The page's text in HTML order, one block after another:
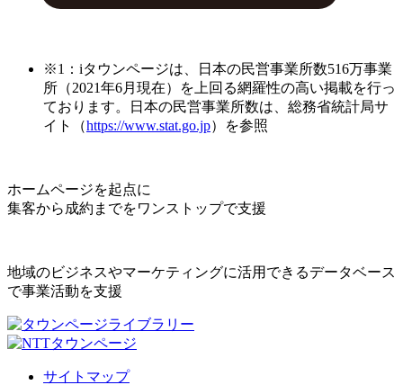
※1：iタウンページは、日本の民営事業所数516万事業
所（2021年6月現在）を上回る網羅性の高い掲載を行っ
ております。日本の民営事業所数は、総務省統計局サ
イト（https://www.stat.go.jp）を参照
ホームページを起点に
集客から成約までをワンストップで支援
地域のビジネスやマーケティングに活用できるデータベース
で事業活動を支援
サイトマップ